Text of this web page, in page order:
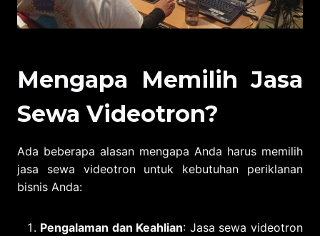
Mengapa Memilih Jasa
Sewa Videotron?
Ada beberapa alasan mengapa Anda harus memilih
jasa sewa videotron untuk kebutuhan periklanan
bisnis Anda:
Pengalaman dan Keahlian: Jasa sewa videotron